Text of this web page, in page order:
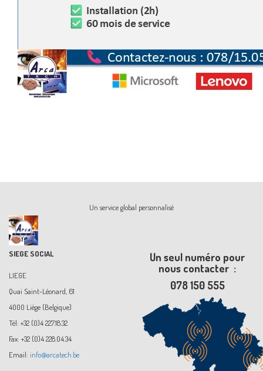
Un service global personnalisé
SIEGE SOCIAL
LIEGE
Quai Saint-Léonard, 61
4000 Liège (Belgique)
Tél: +32 (0)4 227.18.32
Fax: +32 (0)4 228.04.34
Email: info@arcatech.be
Un seul numéro pour
nous contacter :
078 150 555